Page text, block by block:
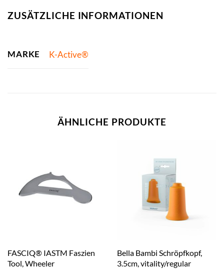
ZUSÄTZLICHE INFORMATIONEN
MARKE K-Active®
ÄHNLICHE PRODUKTE
FASCIQ® IASTM Faszien
Tool, Wheeler
Bella Bambi Schröpfkopf,
3.5cm, vitality/regular